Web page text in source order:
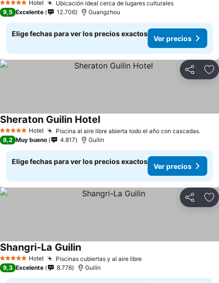
5 Estrellas Hotel Ubicación ideal cerca de lugares culturales
9,5 Excelente 12.706 Guangzhou
Elige fechas para ver los precios exactos
Ver precios
Compartir
5 Estrellas Hotel Piscina al aire libre abierta todo el año con cascadas.
Sheraton Guilin Hotel
8,2 Muy bueno 4.817 Guilin
Elige fechas para ver los precios exactos
Ver precios
Compartir
5 Estrellas Hotel Piscinas cubiertas y al aire libre
Shangri-La Guilin
9,3 Excelente 8.776 Guilin